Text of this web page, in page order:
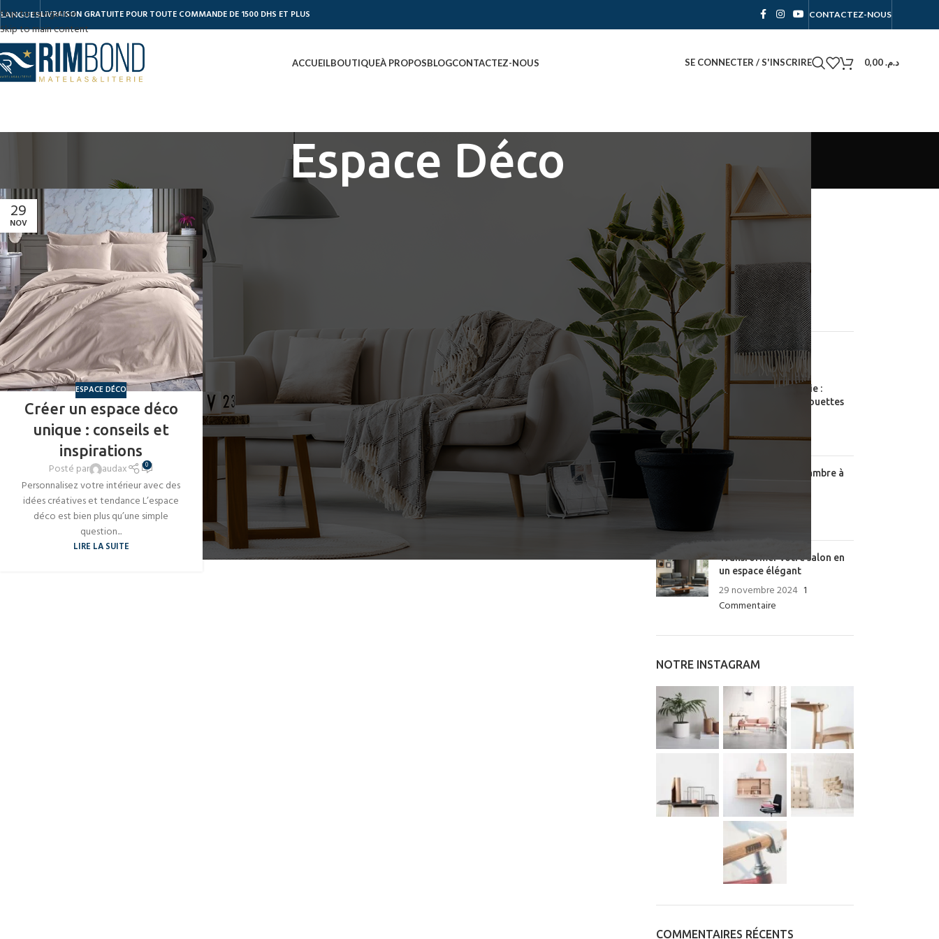
Skip to navigation
Skip to main content
LANGUESLIVRAISON GRATUITE POUR TOUTE COMMANDE DE 1500 DHS ET PLUS CONTACTEZ-NOUS
ACCUEILBOUTIQUE
CHAMBRE ADULTE
CHAMBRE ENFANT
Chevets
À PROPOSBLOGCONTACTEZ-NOUS SE CONNECTER / S'INSCRIRE د.م.0,00
Espace Déco
29
NOV
ESPACE DÉCO
Créer un espace déco
unique : conseils et
inspirations
Posté par audax 0
Personnalisez votre intérieur avec des
idées créatives et tendance L’espace
déco est bien plus qu’une simple
question...
LIRE LA SUITE
CATÉGORIES
Accessoire
Chambre à coucher
Espace Déco
Literie
Mousse
Salon
ARTICLES RÉCENTS
Essentiels de la literie :
matelas, oreillers, couettes
Commentaire
Aménager votre chambre à
coucher avec style
29 novembre 2024
Transformer votre salon en
un espace élégant
29 novembre 2024 1
Commentaire
NOTRE INSTAGRAM
COMMENTAIRES RÉCENTS